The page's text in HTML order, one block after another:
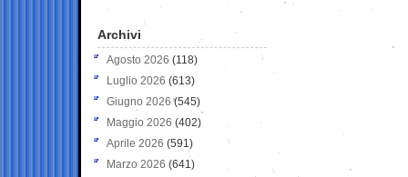
Archivi
Agosto 2026 (118)
Luglio 2026 (613)
Giugno 2026 (545)
Maggio 2026 (402)
Aprile 2026 (591)
Marzo 2026 (641)